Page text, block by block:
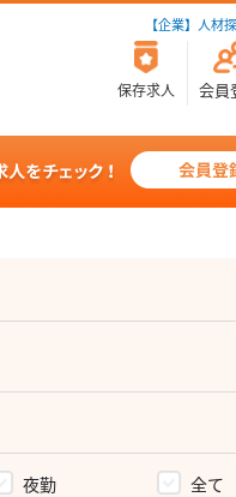
【企業】人材
保存求人 会員
夜勤 全て